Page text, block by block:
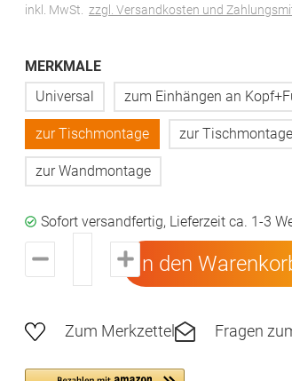
inkl. MwSt. zzgl. Versandkosten und
MERKMALE
Universal
zum Einhängen an
zur Tischmontage zur
zur Wandmontage
Sofort versandfertig, Lieferzeit ca. 1-3
In den
Zum Merkzettel Fragen